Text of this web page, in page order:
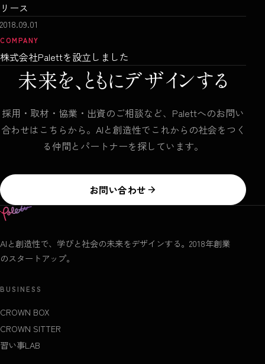
リース
2018.09.01
COMPANY
株式会社Palettを設立しました
未来を、ともにデザインする
採用・取材・協業・出資のご相談など、Palettへのお問い
合わせはこちらから。AIと創造性でこれからの社会をつく
る仲間とパートナーを探しています。
お問い合わせ
AIと創造性で、学びと社会の未来をデザインする。2018年創業
のスタートアップ。
BUSINESS
CROWN BOX
CROWN SITTER
習い事LAB